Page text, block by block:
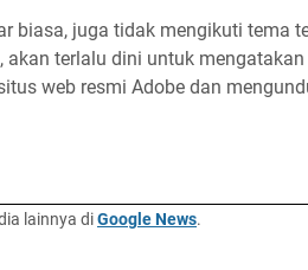
biasa, juga tidak mengikuti tema
akan terlalu dini untuk
web resmi Adobe dan
lainnya diGoogle News.